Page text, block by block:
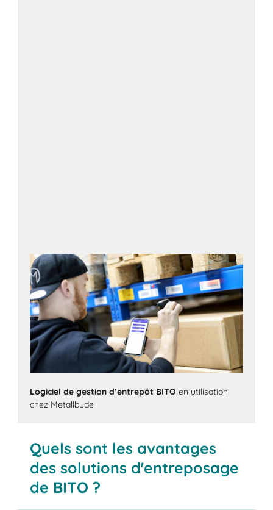
Logiciel de gestion d’entrepôt BITO en utilisation
chez Metallbude
Prendre contact maintenant
Quels sont les avantages
des solutions d'entreposage
de BITO ?